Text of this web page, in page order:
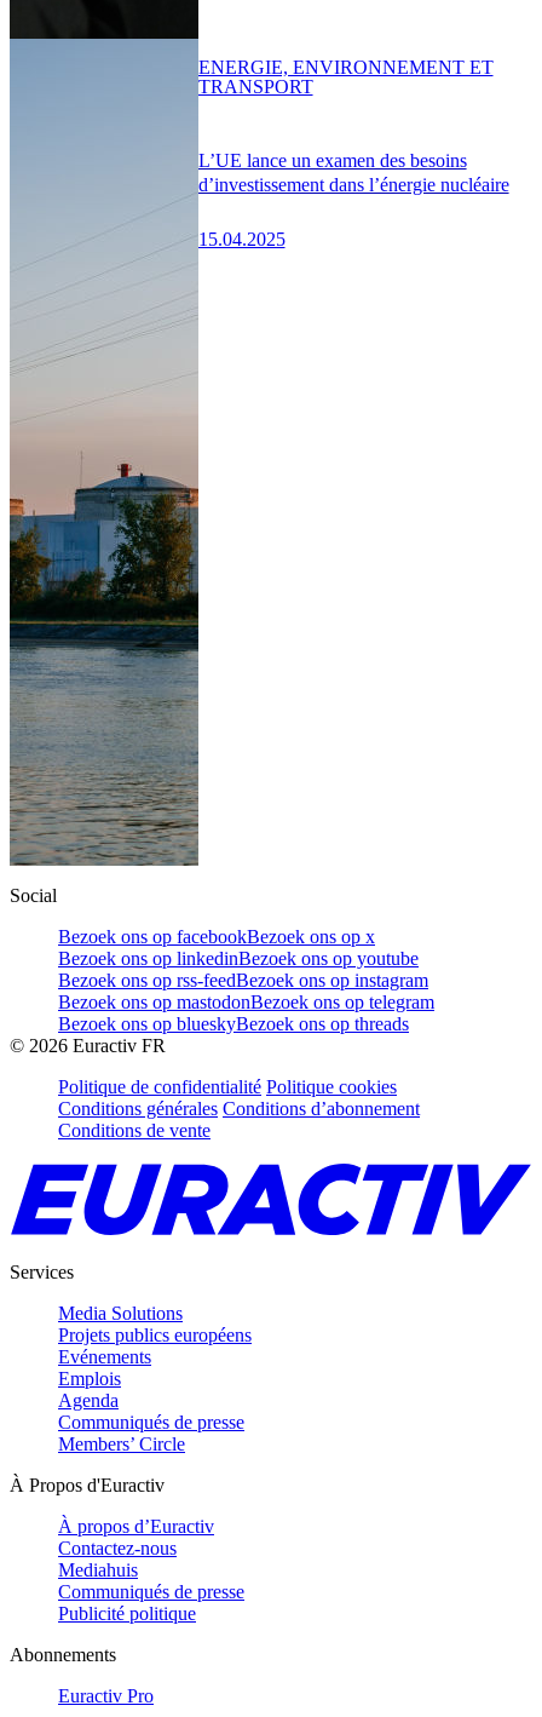
L’UE lance un examen des besoins
d’investissement dans l’énergie nucléaire
15.04.2025
ENERGIE, ENVIRONNEMENT ET
TRANSPORT
Social
Bezoek ons op facebookBezoek ons op x
Bezoek ons op linkedinBezoek ons op youtube
Bezoek ons op rss-feedBezoek ons op instagram
Bezoek ons op mastodonBezoek ons op telegram
Bezoek ons op blueskyBezoek ons op threads
© 2026 Euractiv FR
Politique de confidentialité Politique cookies
Conditions générales Conditions d’abonnement
Conditions de vente
Services
Media Solutions
Projets publics européens
Evénements
Emplois
Agenda
Communiqués de presse
Members’ Circle
À Propos d'Euractiv
À propos d’Euractiv
Contactez-nous
Mediahuis
Communiqués de presse
Publicité politique
Abonnements
Euractiv Pro